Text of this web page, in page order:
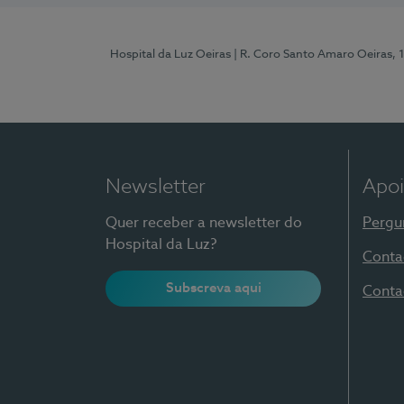
Hospital da Luz Oeiras | R. Coro Santo Amaro Oeiras,
Newsletter
Quer receber a newsletter do
Hospital da Luz?
Subscreva aqui